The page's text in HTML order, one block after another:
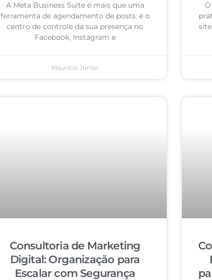
A Meta Business Suite é mais que uma
ferramenta de agendamento de posts: é o
centro de controle da sua presença no
Facebook, Instagram e
Mauricio Junior
Consultoria de Marketing
Digital: Organização para
Escalar com Segurança